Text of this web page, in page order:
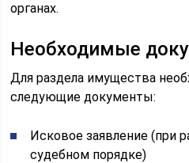
органах.
Необходимые
Для раздела имущества
следующие документы:
Исковое заявление (при
судебном порядке)